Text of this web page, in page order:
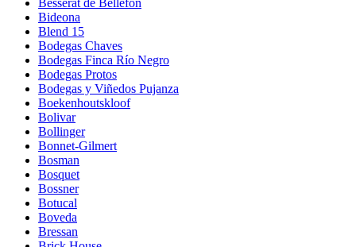
Besserat de Bellefon
Bideona
Blend 15
Bodegas Chaves
Bodegas Finca Río Negro
Bodegas Protos
Bodegas y Viñedos Pujanza
Boekenhoutskloof
Bolivar
Bollinger
Bonnet-Gilmert
Bosman
Bosquet
Bossner
Botucal
Boveda
Bressan